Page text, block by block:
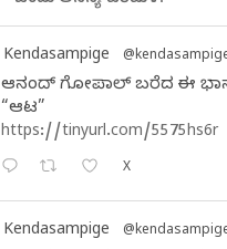
Kendasampige
ಆನಂದ್‌ ಗೋಪಾಲ್‌ ಬರೆದ ಈ
“ಆಟ”
https://tinyurl.com/5575hs6r
X
Kendasampige